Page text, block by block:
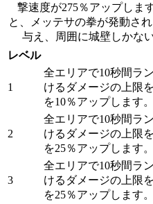
撃速度が275％アップしま
と、メッテサの拳が発動さ
与え、周囲に城壁しかな
レベル
1
全エリアで10秒間ラ
けるダメージの上限
を10％アップします。
2
全エリアで10秒間ラ
けるダメージの上限
を25％アップします。
3
全エリアで10秒間ラ
けるダメージの上限
を25％アップします。